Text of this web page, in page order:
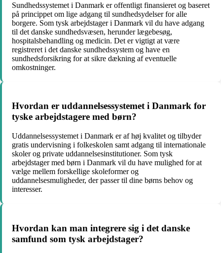
Sundhedssystemet i Danmark er offentligt finansieret og baseret
på princippet om lige adgang til sundhedsydelser for alle
borgere. Som tysk arbejdstager i Danmark vil du have adgang
til det danske sundhedsvæsen, herunder lægebesøg,
hospitalsbehandling og medicin. Det er vigtigt at være
registreret i det danske sundhedssystem og have en
sundhedsforsikring for at sikre dækning af eventuelle
omkostninger.
Hvordan er uddannelsessystemet i Danmark for
tyske arbejdstagere med børn?
Uddannelsessystemet i Danmark er af høj kvalitet og tilbyder
gratis undervisning i folkeskolen samt adgang til internationale
skoler og private uddannelsesinstitutioner. Som tysk
arbejdstager med børn i Danmark vil du have mulighed for at
vælge mellem forskellige skoleformer og
uddannelsesmuligheder, der passer til dine børns behov og
interesser.
Hvordan kan man integrere sig i det danske
samfund som tysk arbejdstager?